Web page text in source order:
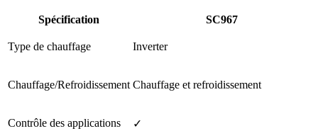
Spécification SC967
Type de chauffage Inverter
Chauffage/Refroidissement Chauffage et refroidissement
Contrôle des applications ✓